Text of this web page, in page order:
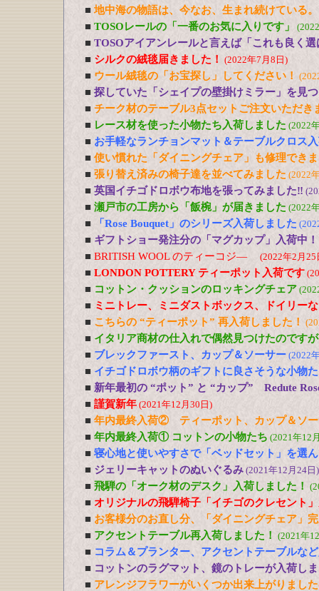
■ 地中海の物語は、今なお、生まれ続けている
■ TOSOレールの「一番のお気に入りです」
■ TOSOアイアンレールと言えば「これも良く
■ シルクの絨毯届きました！ (2022年7月8日)
■ ウール絨毯の「お宝探し」してください！
■ 探していた「シェイプの壁掛けミラー」を見
■ チーク材のテーブル3点セットご注文いただき
■ レース材を使った小物たち入荷しました (2022
■ お手軽なランチョンマット＆テーブルクロス
■ 使い慣れた「ダイニングチェア」も修理でき
■ 張り替え済みの椅子達を並べてみました (2022
■ 英国イチゴドロボウ布地を張ってみました‼
■ 瀬戸市の工房から「飯椀」が届きました (2022
■ 「Rose Bouquet」のシリーズ入荷しました
■ ギフトショー発注分の「マグカップ」入荷中！
■ BRITISH WOOL のティーコジ― (2022年2月25
■ LONDON POTTERY ティーポット入荷です
■ コットン・クッションのロッキングチェア
■ ミニトレー、ミニダストボックス、ドイリー
■ こちらの “ティーポット” 再入荷しました！
■ イタリア商材の仕入れで偶然見つけたのです
■ ブレックファースト、カップ＆ソーサー (2022
■ イチゴドロボウ柄のギフトに良さそうな小物
■ 新年最初の “ポット” と “カップ” Redute
■ 謹賀新年 (2021年12月30日)
■ 年内最終入荷② ティーポット、カップ＆ソー
■ 年内最終入荷① コットンの小物たち (2021年12
■ 寝心地と使いやすさで「ベッドセット」を選
■ ジェリーキャットのぬいぐるみ (2021年12月24日)
■ 飛騨の「オーク材のデスク」入荷しました！
■ オリジナルの飛騨椅子「イチゴのクレセント
■ お客様分のお直し分、「ダイニングチェア」
■ アクセントテーブル再入荷しました！ (2021年
■ コラム＆プランター、アクセントテーブルな
■ コットンのラグマット、鏡のトレーが入荷し
■ アレンジフラワーがいくつか出来上がりまし